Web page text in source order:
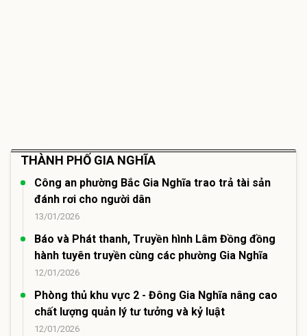
THÀNH PHỐ GIA NGHĨA
Công an phường Bắc Gia Nghĩa trao trả tài sản
đánh rơi cho người dân
13/01/2026
Báo và Phát thanh, Truyền hình Lâm Đồng đồng
hành tuyên truyền cùng các phường Gia Nghĩa
12/01/2026
Phòng thủ khu vực 2 - Đông Gia Nghĩa nâng cao
chất lượng quản lý tư tưởng và kỷ luật
12/01/2026